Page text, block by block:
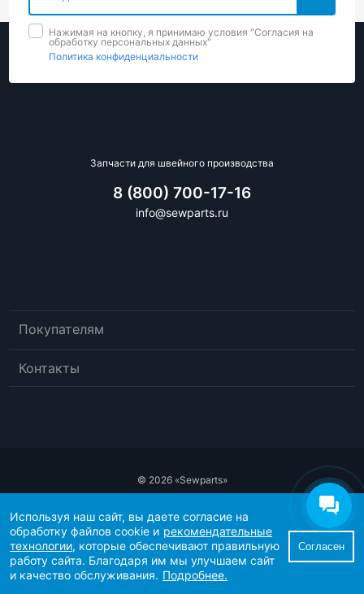
Нажимая на кнопку, я принимаю условия "Cогласия на
обработку персональных данных"
Политика конфиденциальности
Запчасти для швейного производства
Покупателям
Контакты
8 (800) 700-17-16
info@sewparts.ru
© 2026 «Sewparts»
Политика конфиденциальности
Рекомендательные технологии
Согласие пользователя сайта на обработку персональных данных
Согласие на получение рекламно-информационных материалов
Используя наш сайт, вы даете согласие на
обработку файлов cookie и рекомендательные
технологии, которые обеспечивают правильную
работу сайта. Благодаря им мы улучшаем сайт
и качество обслуживания. Подробнее.
Согласен